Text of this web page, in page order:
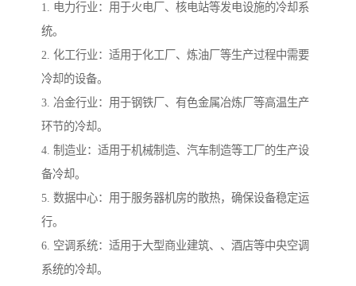
1. 电力行业：用于火电厂、核电站等发电设施的冷却系
统。
2. 化工行业：适用于化工厂、炼油厂等生产过程中需要
冷却的设备。
3. 冶金行业：用于钢铁厂、有色金属冶炼厂等高温生产
环节的冷却。
4. 制造业：适用于机械制造、汽车制造等工厂的生产设
备冷却。
5. 数据中心：用于服务器机房的散热，确保设备稳定运
行。
6. 空调系统：适用于大型商业建筑、、酒店等中央空调
系统的冷却。